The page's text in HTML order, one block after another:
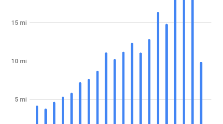
5 mi
10 mi
15 mi